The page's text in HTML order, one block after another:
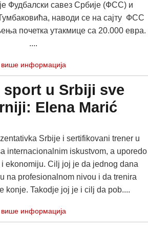
Фудбалски савез Србије (ФСС) и
наводи се на сајту ФСС
почетка утакмице са 20.000 евра.
....
више информација
u Srbiji sve
Elena Marić
Srbije i sertifikovani trener u
internacionalnim iskustvom, a uporedo
ekonomiju. Cilj joj je da jednog dana
na profesionalnom nivou i da trenira
konje. Takodje joj je i cilj da pob....
више информација